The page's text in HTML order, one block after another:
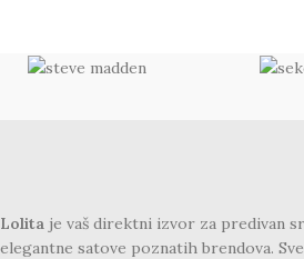
Lolita je vaš direktni izvor za predivan
elegantne satove poznatih brendova.